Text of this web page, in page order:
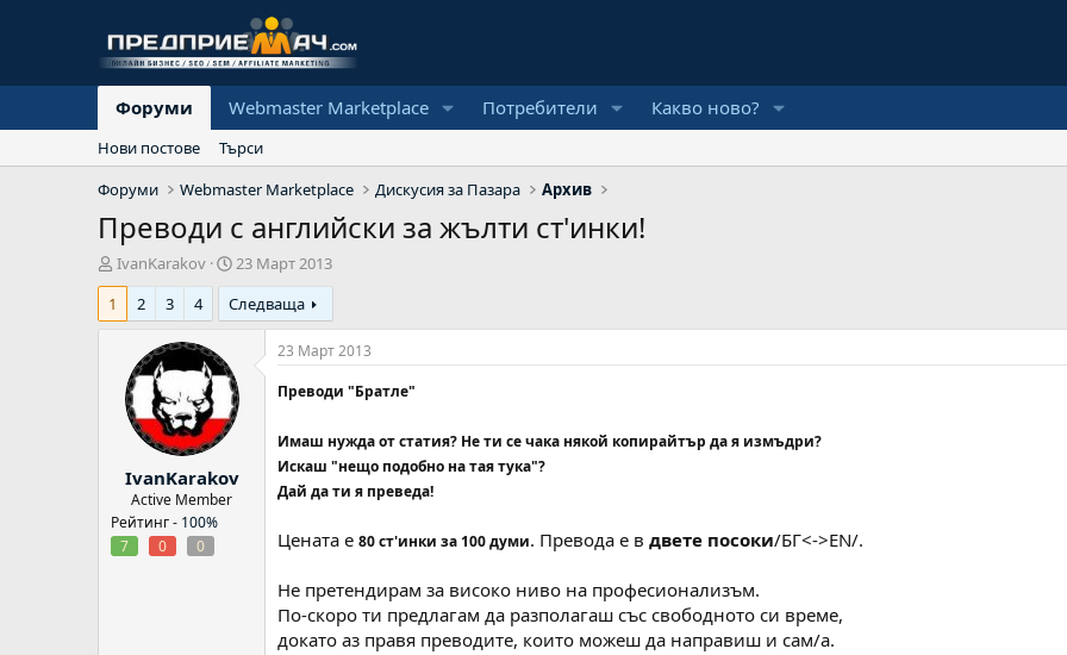
Форуми Webmaster Marketplace Потребители Какво ново?
Нови постове
Търси
Форуми
Webmaster Marketplace Дискусия за Пазара Архив
Преводи с английски за жълти ст'инки!
А
в
о
IvanKarakov
Н
а
ч
а
а
д
а
23 Март 2013
1
2 3 4 Следваща
IvanKarakov
Active Member
Рейтинг - 100%
7
0 0
23 Март 2013
Преводи "Братле"
Имаш нужда от статия? Не ти се чака някой копирайтър да я измъдри?
Искаш "нещо подобно на тая тука"?
Дай да ти я преведа!
Цената е 80 ст'инки за 100 думи. Превода е в двете посоки/БГ<->EN/.
Не претендирам за високо ниво на професионализъм.
По-скоро ти предлагам да разполагаш със свободното си време,
докато аз правя преводите, които можеш да направиш и сам/а.